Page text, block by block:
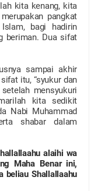
kita kenang, kita
pangkat
bagi hadirin
beriman. Dua sifat
sampai akhir
itu, “syukur dan
mensyukuri
kita sedikit
Nabi Muhammad
shabar dalam
alaihi wa
Maha Benar ini,
beliau Shallallaahu